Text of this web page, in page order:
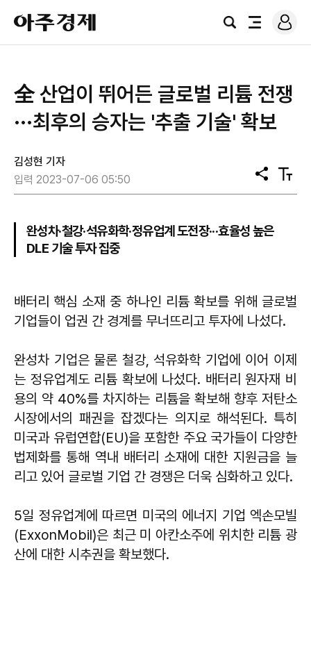
아
주
경
검
전
로
그
全 산업이 뛰어든 글로벌 리튬 전쟁
···최후의 승자는 '추출 기술' 확보
김성현 기자
입력 2023-07-06 05:50
공
유
텍
스
완성차·철강·석유화학·정유업계 도전장···효율성 높은
DLE 기술 투자 집중
배터리 핵심 소재 중 하나인 리튬 확보를 위해 글로벌
기업들이 업권 간 경계를 무너뜨리고 투자에 나섰다.
완성차 기업은 물론 철강, 석유화학 기업에 이어 이제
는 정유업계도 리튬 확보에 나섰다. 배터리 원자재 비
용의 약 40%를 차지하는 리튬을 확보해 향후 저탄소
시장에서의 패권을 잡겠다는 의지로 해석된다. 특히
미국과 유럽연합(EU)을 포함한 주요 국가들이 다양한
법제화를 통해 역내 배터리 소재에 대한 지원금을 늘
리고 있어 글로벌 기업 간 경쟁은 더욱 심화하고 있다.
5일 정유업계에 따르면 미국의 에너지 기업 엑손모빌
(ExxonMobil)은 최근 미 아칸소주에 위치한 리튬 광
산에 대한 시추권을 확보했다.